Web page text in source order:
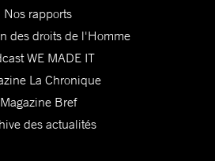
Nos rapports
des droits de l'Homme
WE MADE IT
La Chronique
Magazine Bref
des actualités